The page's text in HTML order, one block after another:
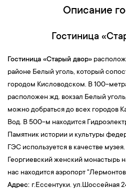
излюбленного природного
произведениях. Вы изучите
что составляют сокровищницу
14:00 — Обед в кафе города
14:30 — Вас ждёт обзорная
Свято-Никольского собора, где в
частичку мощей Николая
храм славится и своей историей, и
руку к его созданию, и великими
это святое место.
Экскурсия поКурортному парку.
Кисловодска, прекрасный образец
Парк занимает первое место в
Описание
Гостиница
Гостиница «Старый двор»
районе Белый уголь, который
городом Кисловодском. В 100-
расположен жд. вокзал Белый
можно добраться до всех городов
Вод. В 500-м находится
Памятник истории и культуры
ГЭС используется в качестве
Георгиевский женский монастырь
нас находится аэропорт
Адрес: г.Ессентуки. ул.Шоссейная